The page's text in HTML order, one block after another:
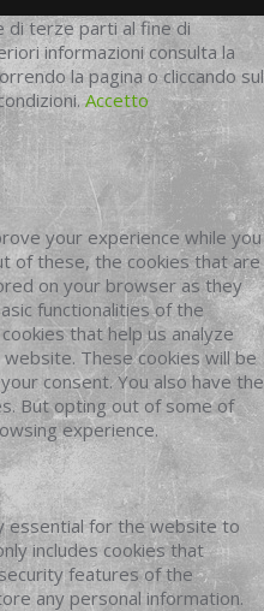
di terze parti al fine di
informazioni consulta la
la pagina o cliccando sul
Accetto
your experience while you
of these, the cookies that are
on your browser as they
functionalities of the
that help us analyze
These cookies will be
consent. You also have the
But opting out of some of
experience.
essential for the website to
includes cookies that
features of the
any personal information.